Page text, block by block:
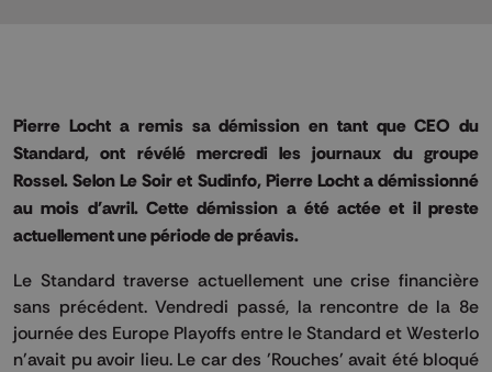
Pierre Locht a remis sa démission en tant que CEO du
Standard, ont révélé mercredi les journaux du groupe
Rossel. Selon Le Soir et Sudinfo, Pierre Locht a démissionné
au mois d'avril. Cette démission a été actée et il preste
actuellement une période de préavis.
Le Standard traverse actuellement une crise financière
sans précédent. Vendredi passé, la rencontre de la 8e
journée des Europe Playoffs entre le Standard et Westerlo
n'avait pu avoir lieu. Le car des 'Rouches' avait été bloqué